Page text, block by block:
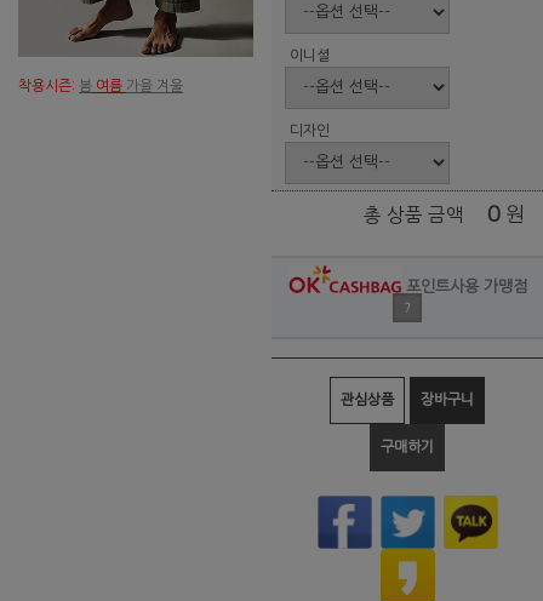
착용시즌: 봄 여름 가을 겨울
이니셜
디자인
총 상품 금액 0 원
포인트사용 가맹점
?
관심상품 장바구니
구매하기